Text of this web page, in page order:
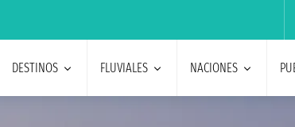
DESTINOS FLUVIALES NACIONES